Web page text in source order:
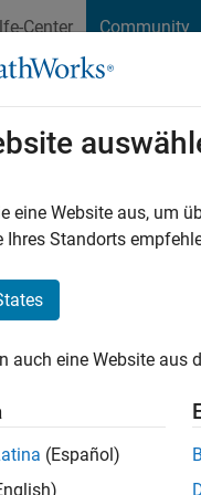
Center Community
Exchange Cody
Aktiv seit 2012
Followers:0
eine Website aus, um
Ihres Standorts
auch eine Website aus
(Español)